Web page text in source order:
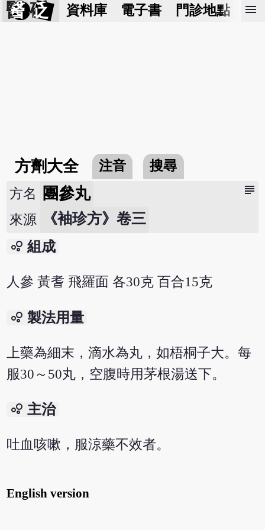
醫 砭 資料庫 電子書 門診地點 預
menu
方劑大全 注音 搜尋
subject
方名 團參丸
來源 《袖珍方》卷三
bubble_chart 組成
人參 黃耆 飛羅面 各30克 百合15克
bubble_chart 製法用量
上藥為細末，滴水為丸，如梧桐子大。每
服30～50丸，空腹時用茅根湯送下。
bubble_chart 主治
吐血咳嗽，服涼藥不效者。
English version